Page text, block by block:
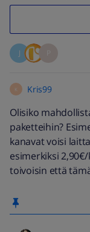
J
K Kris99
Olisiko
paketteihin?
kanavat voisi
esimerkiksi
toivoisin että